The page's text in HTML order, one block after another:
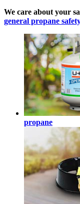
We care about your
general propane
propane